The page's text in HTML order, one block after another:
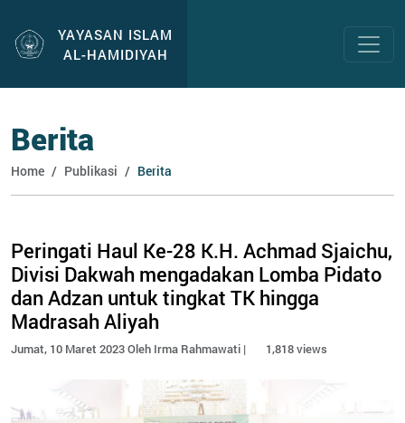
YAYASAN ISLAM
AL-HAMIDIYAH
Berita
Home Publikasi Berita
Peringati Haul Ke-28 K.H. Achmad Sjaichu,
Divisi Dakwah mengadakan Lomba Pidato
dan Adzan untuk tingkat TK hingga
Madrasah Aliyah
Jumat, 10 Maret 2023 Oleh Irma Rahmawati | 1,818 views